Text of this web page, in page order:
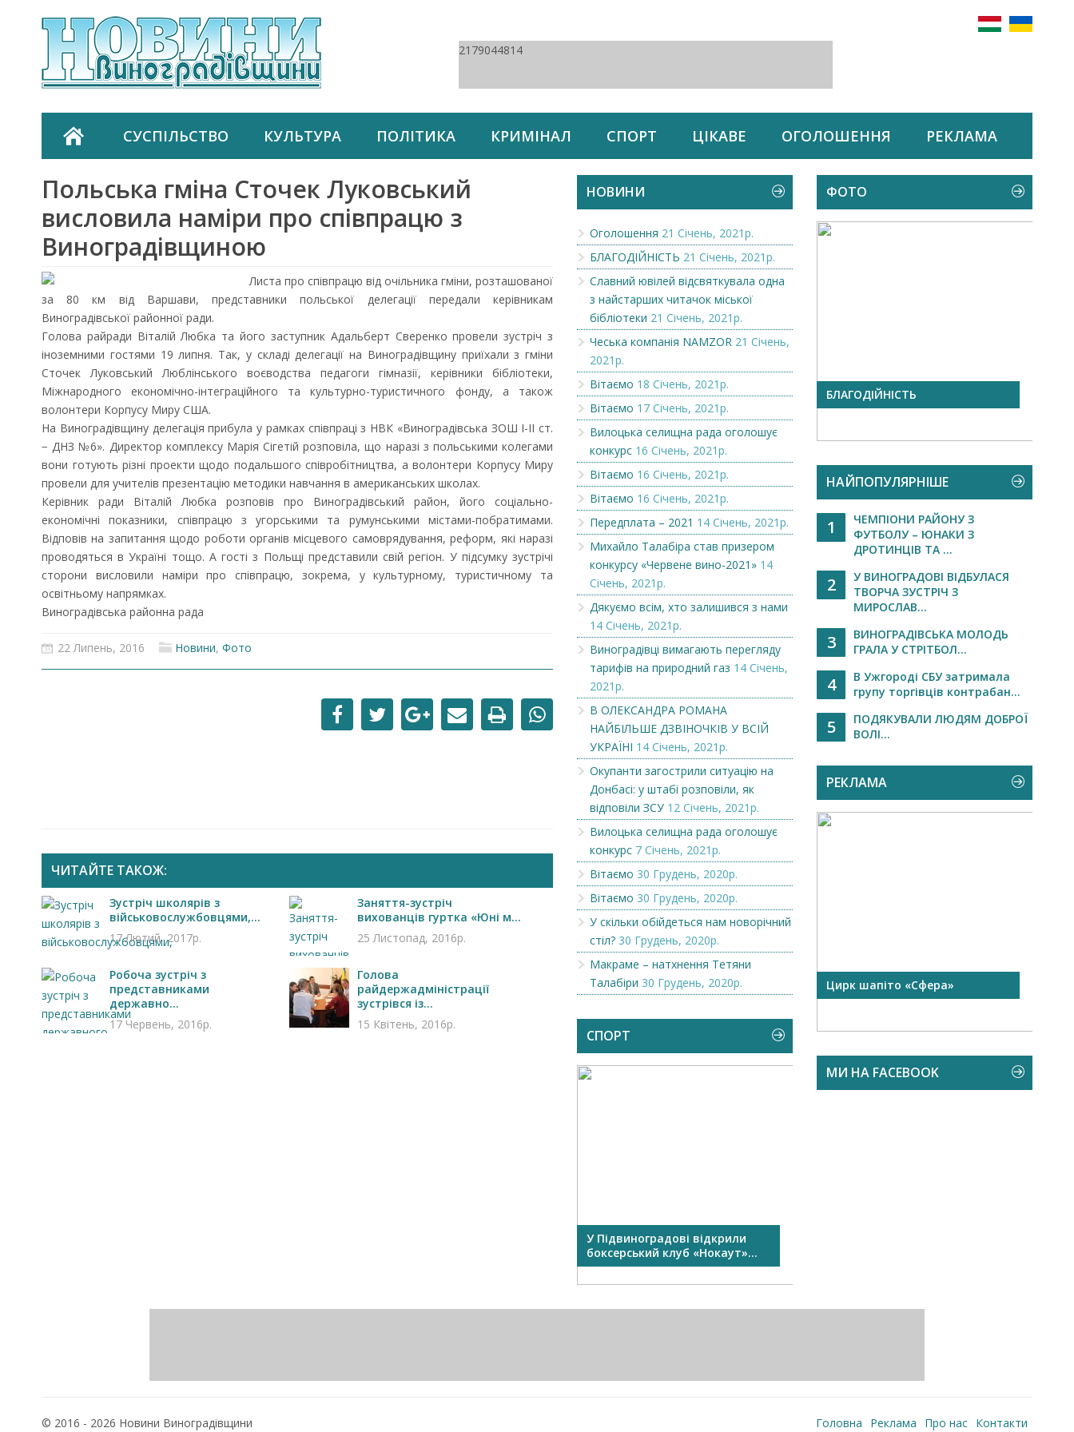
2179044814
СУСПІЛЬСТВО КУЛЬТУРА ПОЛІТИКА КРИМІНАЛ СПОРТ ЦІКАВЕ ОГОЛОШЕННЯ РЕКЛАМА
Польська гміна Сточек Луковський
висловила наміри про співпрацю з
Виноградівщиною
Листа про співпрацю від очільника гміни, розташованої
за 80 км від Варшави, представники польської делегації передали керівникам
Виноградівської районної ради.
Голова райради Віталій Любка та його заступник Адальберт Сверенко провели зустріч з
іноземними гостями 19 липня. Так, у складі делегації на Виноградівщину приїхали з гміни
Сточек Луковський Люблінського воєводства педагоги гімназії, керівники бібліотеки,
Міжнародного економічно-інтеграційного та культурно-туристичного фонду, а також
волонтери Корпусу Миру США.
На Виноградівщину делегація прибула у рамках співпраці з НВК «Виноградівська ЗОШ I-II ст.
− ДНЗ №6». Директор комплексу Марія Сігетій розповіла, що наразі з польськими колегами
вони готують різні проекти щодо подальшого співробітництва, а волонтери Корпусу Миру
провели для учителів презентацію методики навчання в американських школах.
Керівник ради Віталій Любка розповів про Виноградівський район, його соціально-
економічні показники, співпрацю з угорськими та румунськими містами-побратимами.
Відповів на запитання щодо роботи органів місцевого самоврядування, реформ, які наразі
проводяться в Україні тощо. А гості з Польщі представили свій регіон. У підсумку зустрічі
сторони висловили наміри про співпрацю, зокрема, у культурному, туристичному та
освітньому напрямках.
Виноградівська районна рада
22 Липень, 2016 Новини, Фото
ЧИТАЙТЕ ТАКОЖ:
Зустріч школярів з
військовослужбовцями,...
17 Лютий, 2017р.
Заняття-зустріч
вихованців гуртка «Юні м...
25 Листопад, 2016р.
Робоча зустріч з
представниками
державно...
17 Червень, 2016р.
Голова
райдержадміністрації
зустрівся із...
15 Квітень, 2016р.
НОВИНИ
Оголошення 21 Січень, 2021р.
БЛАГОДІЙНІСТЬ 21 Січень, 2021р.
Славний ювілей відсвяткувала одна
з найстарших читачок міської
бібліотеки 21 Січень, 2021р.
Чеська компанія NAMZOR 21 Січень,
2021р.
Вітаємо 18 Січень, 2021р.
Вітаємо 17 Січень, 2021р.
Вилоцька селищна рада оголошує
конкурс 16 Січень, 2021р.
Вітаємо 16 Січень, 2021р.
Вітаємо 16 Січень, 2021р.
Передплата – 2021 14 Січень, 2021р.
Михайло Талабіра став призером
конкурсу «Червене вино-2021» 14
Січень, 2021р.
Дякуємо всім, хто залишився з нами
14 Січень, 2021р.
Виноградівці вимагають перегляду
тарифів на природний газ 14 Січень,
2021р.
В ОЛЕКСАНДРА РОМАНА
НАЙБІЛЬШЕ ДЗВІНОЧКІВ У ВСІЙ
УКРАЇНІ 14 Січень, 2021р.
Окупанти загострили ситуацію на
Донбасі: у штабі розповіли, як
відповіли ЗСУ 12 Січень, 2021р.
Вилоцька селищна рада оголошує
конкурс 7 Січень, 2021р.
Вітаємо 30 Грудень, 2020р.
Вітаємо 30 Грудень, 2020р.
У скільки обійдеться нам новорічний
стіл? 30 Грудень, 2020р.
Макраме – натхнення Тетяни
Талабіри 30 Грудень, 2020р.
СПОРТ
У Підвиноградові відкрили
боксерський клуб «Нокаут»...
ФОТО
Вітаємо Оголошення БЛАГОДІЙНІСТЬ
НАЙПОПУЛЯРНІШЕ
1
ЧЕМПІОНИ РАЙОНУ З
ФУТБОЛУ – ЮНАКИ З
ДРОТИНЦІВ ТА ...
2
У ВИНОГРАДОВІ ВІДБУЛАСЯ
ТВОРЧА ЗУСТРІЧ З
МИРОСЛАВ...
3
ВИНОГРАДІВСЬКА МОЛОДЬ
ГРАЛА У СТРІТБОЛ...
4
В Ужгороді СБУ затримала
групу торгівців контрабан...
5
ПОДЯКУВАЛИ ЛЮДЯМ ДОБРОЇ
ВОЛІ...
РЕКЛАМА
Запрошуємо на роботу в
Чеська компанія NAMZOR
Викупимо бруньки чорної
смородини...
Цирк шапіто «Сфера»
МИ НА FACEBOOK
© 2016 - 2026 Новини Виноградівщини Головна Реклама Про нас Контакти